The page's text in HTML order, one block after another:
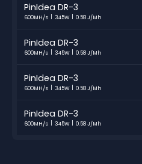
PinIdea DR-3
600MH/s 345W 0.58 J/Mh
PinIdea DR-3
600MH/s 345W 0.58 J/Mh
PinIdea DR-3
600MH/s 345W 0.58 J/Mh
PinIdea DR-3
600MH/s 345W 0.58 J/Mh